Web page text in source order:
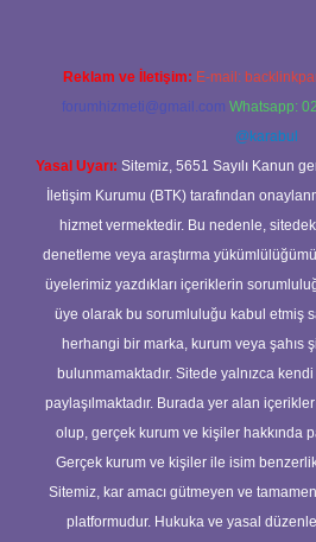
Reklam ve İletişim: E-mail:
forumhizmeti@gmail.com Whatsapp:
@karabul
Yasal Uyarı: Sitemiz, 5651 Sayılı Kanun
İletişim Kurumu (BTK) tarafından
hizmet vermektedir. Bu nedenle,
denetleme veya araştırma
üyelerimiz yazdıkları içeriklerin
üye olarak bu sorumluluğu kabul etmiş
herhangi bir marka, kurum veya şahıs
bulunmamaktadır. Sitede yalnızca kendi
paylaşılmaktadır. Burada yer alan
olup, gerçek kurum ve kişiler hakkında
Gerçek kurum ve kişiler ile isim
Sitemiz, kar amacı gütmeyen ve
platformudur. Hukuka ve yasal